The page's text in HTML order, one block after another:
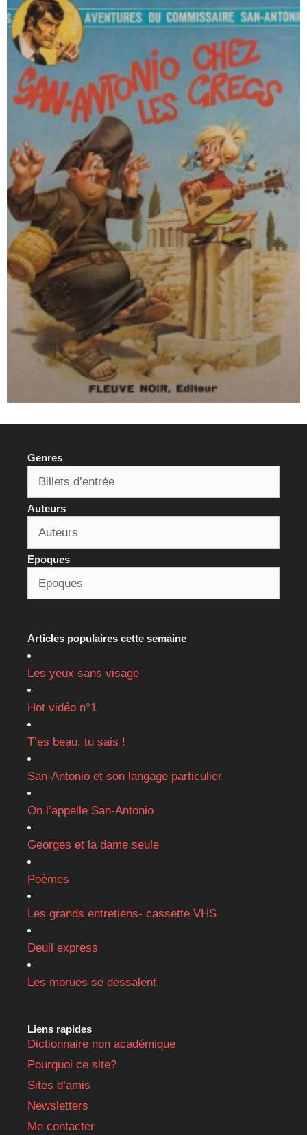
Genres
Auteurs
Epoques
Articles populaires cette semaine
Les yeux sans visage
Hot vidéo n°1
T’es beau, tu sais !
San-Antonio et son langage particulier
On l’appelle San-Antonio
Georges et la dame seule
Poèmes
Les grands entretiens- cassette VHS
Deuil express
Les morues se dessalent
Liens rapides
Dictionnaire non académique
Pourquoi ce site?
Sites d’amis
Newsletters
Me contacter